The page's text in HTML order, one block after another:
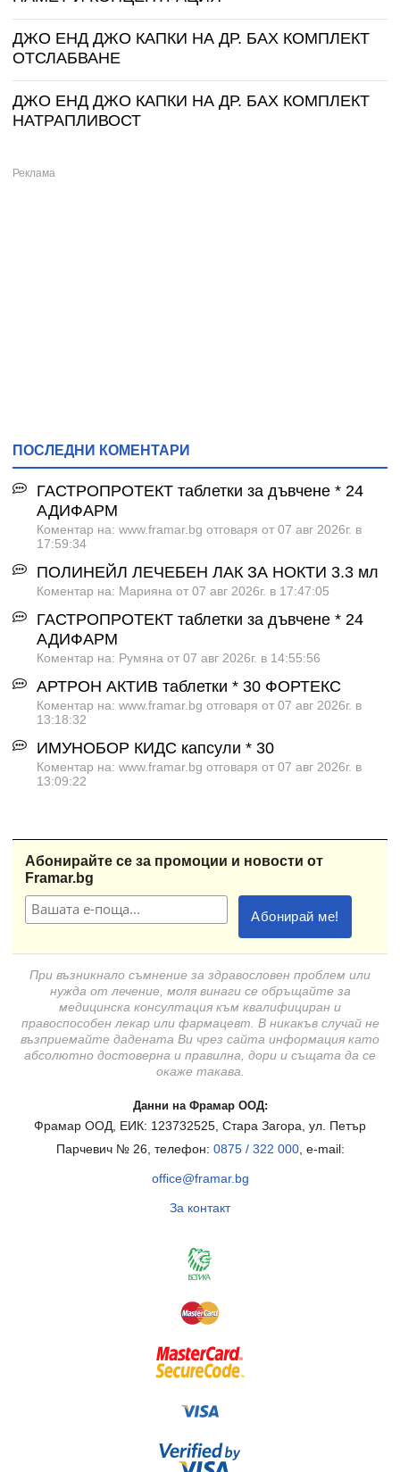
ДЖО ЕНД ДЖО КАПКИ НА ДР. БАХ КОМПЛЕКТ
ОТСЛАБВАНЕ
ДЖО ЕНД ДЖО КАПКИ НА ДР. БАХ КОМПЛЕКТ
НАТРАПЛИВОСТ
ПОСЛЕДНИ КОМЕНТАРИ
ГАСТРОПРОТЕКТ таблетки за дъвчене * 24
АДИФАРМ
Коментар на: www.framar.bg отговаря от 07 авг 2026г. в
17:59:34
ПОЛИНЕЙЛ ЛЕЧЕБЕН ЛАК ЗА НОКТИ 3.3 мл
Коментар на: Марияна от 07 авг 2026г. в 17:47:05
ГАСТРОПРОТЕКТ таблетки за дъвчене * 24
АДИФАРМ
Коментар на: Румяна от 07 авг 2026г. в 14:55:56
АРТРОН АКТИВ таблетки * 30 ФОРТЕКС
Коментар на: www.framar.bg отговаря от 07 авг 2026г. в
13:18:32
ИМУНОБОР КИДС капсули * 30
Коментар на: www.framar.bg отговаря от 07 авг 2026г. в
13:09:22
Абонирайте се за промоции и новости от
Framar.bg
При възникнало съмнение за здравословен проблем или
нужда от лечение, моля винаги се обръщайте за
медицинска консултация към квалифициран и
правоспособен лекар или фармацевт. В никакъв случай не
възприемайте дадената Ви чрез сайта информация като
абсолютно достоверна и правилна, дори и същата да се
окаже такава.
Данни на Фрамар ООД:
Фрамар ООД, ЕИК: 123732525, Стара Загора, ул. Петър
Парчевич № 26, телефон: 0875 / 322 000, e-mail:
office@framar.bg
За контакт